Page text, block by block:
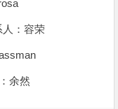
人：容荣
余然